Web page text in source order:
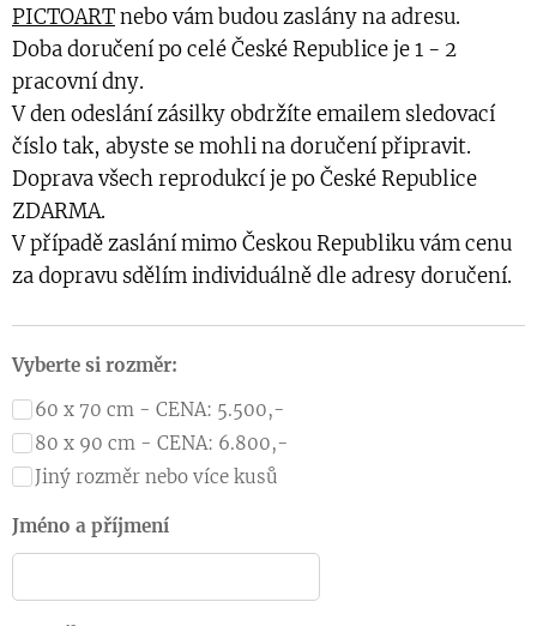
PICTOARTnebo vám budou zaslány na adresu.
Doba doručení po celé České Republice je 1 - 2
pracovní dny.
V den odeslání zásilky obdržíte emailem sledovací
číslo tak, abyste se mohli na doručení připravit.
Doprava všech reprodukcí je po České Republice
ZDARMA.
V případě zaslání mimo Českou Republiku vám cenu
za dopravu sdělím individuálně dle adresy doručení.
Vyberte si rozměr:
60 x 70 cm - CENA: 5.500,-
80 x 90 cm - CENA: 6.800,-
Jiný rozměr nebo více kusů
Jméno a příjmení